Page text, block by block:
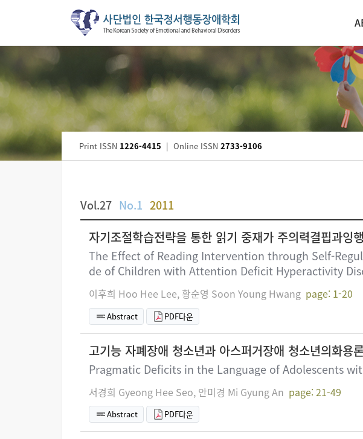
Print ISSN 1226-4415 | Online ISSN 2733-9106
Vol.27 No.1 2011
자기조절학습전략을 통한 읽기 중재가 주의력결핍과
The Effect of Reading Intervention through Self-
de of Children with Attention Deficit Hyperactivity
이후희 Hoo Hee Lee, 황순영 Soon Young Hwang page: 1-20
Abstract PDF다운
고기능 자폐장애 청소년과 아스퍼거장애 청소년의화용
Pragmatic Deficits in the Language of Adolescents
서경희 Gyeong Hee Seo, 안미경 Mi Gyung An page: 21-49
Abstract PDF다운